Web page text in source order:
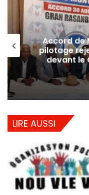
Accord de
pilotage
devant le
LIRE AUSSI